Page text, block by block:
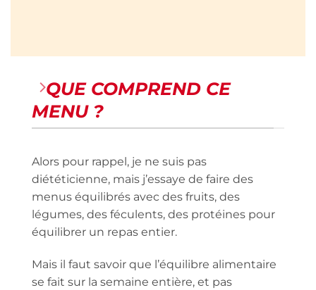
QUE COMPREND CE
MENU ?
Alors pour rappel, je ne suis pas
diététicienne, mais j’essaye de faire des
menus équilibrés avec des fruits, des
légumes, des féculents, des protéines pour
équilibrer un repas entier.
Mais il faut savoir que l’équilibre alimentaire
se fait sur la semaine entière, et pas